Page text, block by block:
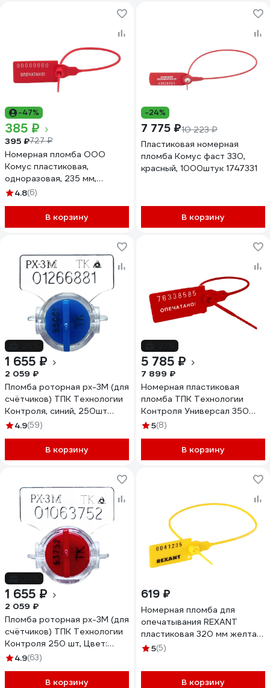
-47%
385 ₽
395 ₽727 ₽
Номерная пломба ООО
Комус пластиковая,
одноразовая, 235 мм,
красные, 50 штук/упаковка
4.8(6)
В корзину
-24%
7 775 ₽10 223 ₽
Пластиковая номерная
пломба Комус фаст 330,
красный, 1000штук 1747331
В корзину
1 655 ₽
2 059 ₽
Пломба роторная рх-3М (для
счётчиков) ТПК Технологии
Контроля, синий, 250шт
24127
4.9(59)
В корзину
5 785 ₽
7 899 ₽
Номерная пластиковая
пломба ТПК Технологии
Контроля Универсал 350
(Цвет:красный) 1000 шт.
5(8)
В корзину
1 655 ₽
2 059 ₽
Пломба роторная рх-3М (для
счётчиков) ТПК Технологии
Контроля 250 шт, Цвет:
красный 24136
4.9(63)
В корзину
619 ₽
Номерная пломба для
опечатывания REXANT
пластиковая 320 мм желтая
50 шт 07-6132
5(5)
В корзину